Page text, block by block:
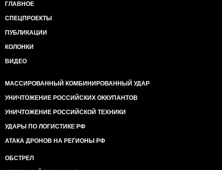
ГЛАВНОЕ
СПЕЦПРОЕКТЫ
ПУБЛИКАЦИИ
КОЛОНКИ
ВИДЕО
МАССИРОВАННЫЙ КОМБИНИРОВАННЫЙ УДАР
УНИЧТОЖЕНИЕ РОССИЙСКИХ ОККУПАНТОВ
УНИЧТОЖЕНИЕ РОССИЙСКОЙ ТЕХНИКИ
УДАРЫ ПО ЛОГИСТИКЕ РФ
АТАКА ДРОНОВ НА РЕГИОНЫ РФ
ОБСТРЕЛ